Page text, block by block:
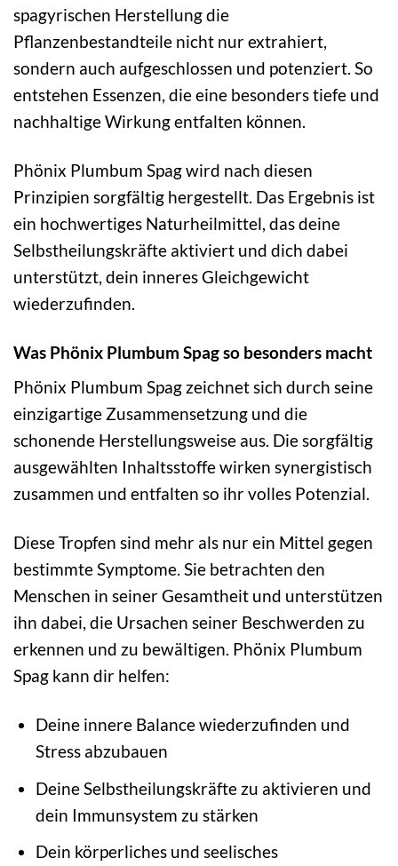
spagyrischen Herstellung die
Pflanzenbestandteile nicht nur extrahiert,
sondern auch aufgeschlossen und potenziert. So
entstehen Essenzen, die eine besonders tiefe und
nachhaltige Wirkung entfalten können.
Phönix Plumbum Spag wird nach diesen
Prinzipien sorgfältig hergestellt. Das Ergebnis ist
ein hochwertiges Naturheilmittel, das deine
Selbstheilungskräfte aktiviert und dich dabei
unterstützt, dein inneres Gleichgewicht
wiederzufinden.
Was Phönix Plumbum Spag so besonders macht
Phönix Plumbum Spag zeichnet sich durch seine
einzigartige Zusammensetzung und die
schonende Herstellungsweise aus. Die sorgfältig
ausgewählten Inhaltsstoffe wirken synergistisch
zusammen und entfalten so ihr volles Potenzial.
Diese Tropfen sind mehr als nur ein Mittel gegen
bestimmte Symptome. Sie betrachten den
Menschen in seiner Gesamtheit und unterstützen
ihn dabei, die Ursachen seiner Beschwerden zu
erkennen und zu bewältigen. Phönix Plumbum
Spag kann dir helfen:
Deine innere Balance wiederzufinden und
Stress abzubauen
Deine Selbstheilungskräfte zu aktivieren und
dein Immunsystem zu stärken
Dein körperliches und seelisches